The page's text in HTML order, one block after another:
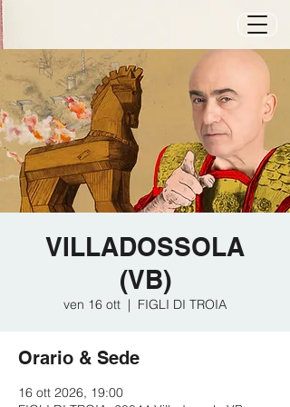
VILLADOSSOLA
(VB)
ven 16 ott
  |
FIGLI DI TROIA
Orario & Sede
16 ott 2026, 19:00